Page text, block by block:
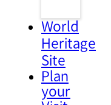
World
Heritage
Site
Plan
your